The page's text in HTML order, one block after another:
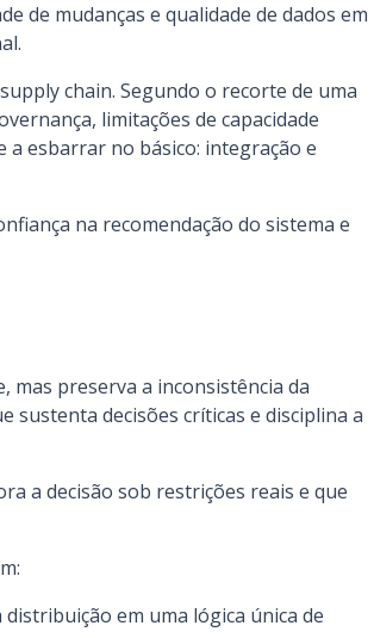
de mudanças e qualidade de dados em
chain. Segundo o recorte de uma
limitações de capacidade
a esbarrar no básico: integração e
na recomendação do sistema e
mas preserva a inconsistência da
sustenta decisões críticas e disciplina a
a decisão sob restrições reais e que
em uma lógica única de